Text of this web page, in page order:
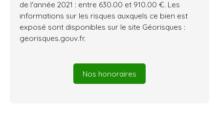
de l'année 2021 : entre 630.00 et 910.00 €. Les
informations sur les risques auxquels ce bien est
exposé sont disponibles sur le site Géorisques :
georisques.gouv.fr.
Nos honoraires